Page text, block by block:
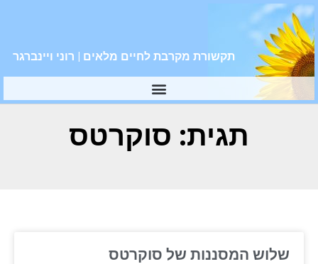
תקשורת מקרבת לחיים מלאים | רוני ויינברגר
תגית: סוקרטס
שלוש המסננות של סוקרטס